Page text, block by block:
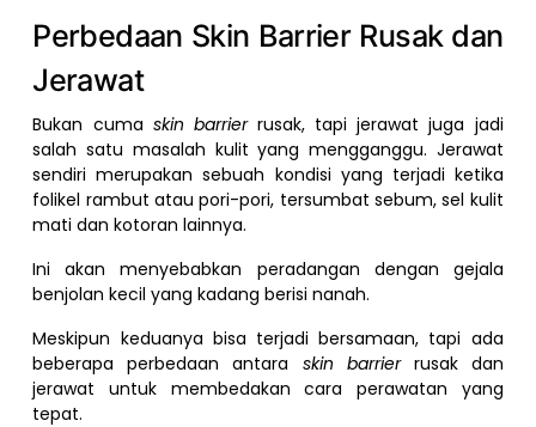
Perbedaan Skin Barrier Rusak dan
Jerawat
Bukan cuma skin barrierrusak, tapi jerawat juga jadi
salah satu masalah kulit yang mengganggu. Jerawat
sendiri merupakan sebuah kondisi yang terjadi ketika
folikel rambut atau pori-pori, tersumbat sebum, sel kulit
mati dan kotoran lainnya.
Ini akan menyebabkan peradangan dengan gejala
benjolan kecil yang kadang berisi nanah.
Meskipun keduanya bisa terjadi bersamaan, tapi ada
beberapa perbedaan antara skin barrierrusak dan
jerawat untuk membedakan cara perawatan yang
tepat.